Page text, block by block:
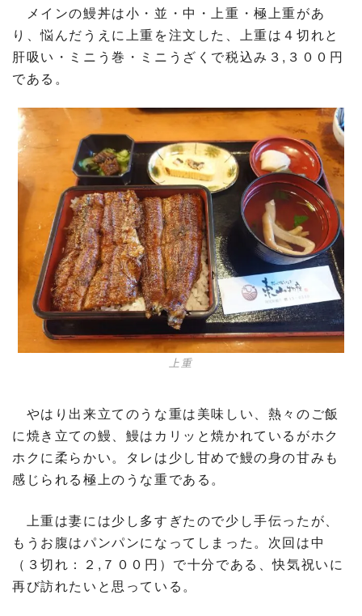
メインの鰻丼は小・並・中・上重・極上重があ
り、悩んだうえに上重を注文した、上重は４切れと
肝吸い・ミニう巻・ミニうざくで税込み３,３００円
である。
上重
やはり出来立てのうな重は美味しい、熱々のご飯
に焼き立ての鰻、鰻はカリッと焼かれているがホク
ホクに柔らかい。タレは少し甘めで鰻の身の甘みも
感じられる極上のうな重である。
上重は妻には少し多すぎたので少し手伝ったが、
もうお腹はパンパンになってしまった。次回は中
（３切れ：２,７００円）で十分である、快気祝いに
再び訪れたいと思っている。